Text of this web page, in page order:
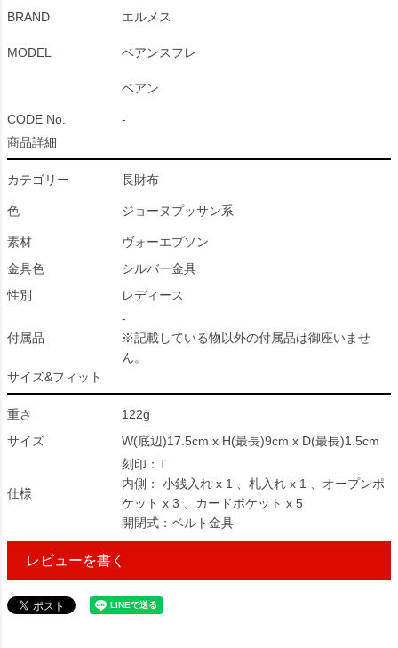
BRAND エルメス
MODEL ベアンスフレ
ベアン
CODE No.
-
商品詳細
カテゴリー 長財布
色 ジョーヌプッサン系
素材
ヴォーエプソン
金具色
シルバー金具
性別
レディース
付属品
-
※記載している物以外の付属品は御座いませ
ん。
サイズ&フィット
重さ
122g
サイズ
W(底辺)17.5cm x H(最長)9cm x D(最長)1.5cm
仕様
刻印：T
内側： 小銭入れ x 1 、札入れ x 1 、オープンポ
ケット x 3 、カードポケット x 5
開閉式：ベルト金具
レビューを書く